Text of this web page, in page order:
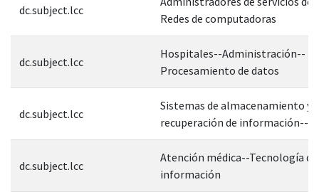
dc.subject.lcc
Redes de computadoras
dc.subject.lcc
Hospitales--Administración--
Procesamiento de datos
dc.subject.lcc
Sistemas de almacenamiento y
recuperación de información--
dc.subject.lcc
Atención médica--Tecnología
información